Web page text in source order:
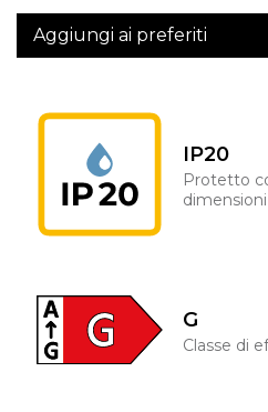
Aggiungi ai preferiti
IP20
Protetto
G
Classe di